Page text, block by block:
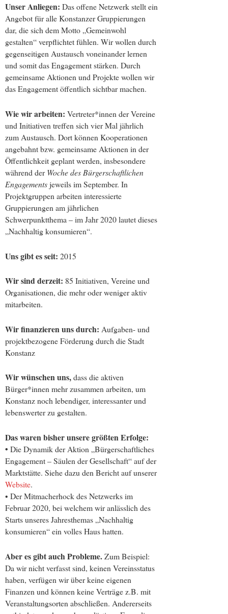
Unser Anliegen: Das offene Netzwerk stellt ein
Angebot für alle Konstanzer Gruppierungen
dar, die sich dem Motto „Gemeinwohl
gestalten“ verpflichtet fühlen. Wir wollen durch
gegenseitigen Austausch voneinander lernen
und somit das Engagement stärken. Durch
gemeinsame Aktionen und Projekte wollen wir
das Engagement öffentlich sichtbar machen.
Wie wir arbeiten: Vertreter*innen der Vereine
und Initiativen treffen sich vier Mal jährlich
zum Austausch. Dort können Kooperationen
angebahnt bzw. gemeinsame Aktionen in der
Öffentlichkeit geplant werden, insbesondere
während derWoche des Bürgerschaftlichen
Engagementsjeweils im September. In
Projektgruppen arbeiten interessierte
Gruppierungen am jährlichen
Schwerpunktthema – im Jahr 2020 lautet dieses
„Nachhaltig konsumieren“.
Uns gibt es seit: 2015
Wir sind derzeit: 85 Initiativen, Vereine und
Organisationen, die mehr oder weniger aktiv
mitarbeiten.
Wir finanzieren uns durch: Aufgaben- und
projektbezogene Förderung durch die Stadt
Konstanz
Wir wünschen uns,dass die aktiven
Bürger*innen mehr zusammen arbeiten, um
Konstanz noch lebendiger, interessanter und
lebenswerter zu gestalten.
Das waren bisher unsere größten Erfolge:
• Die Dynamik der Aktion „Bürgerschaftliches
Engagement – Säulen der Gesellschaft“ auf der
Marktstätte. Siehe dazu den Bericht auf unserer
Website.
• Der Mitmacherhock des Netzwerks im
Februar 2020, bei welchem wir anlässlich des
Starts unseres Jahresthemas „Nachhaltig
konsumieren“ ein volles Haus hatten.
Aber es gibt auch Probleme.Zum Beispiel:
Da wir nicht verfasst sind, keinen Vereinsstatus
haben, verfügen wir über keine eigenen
Finanzen und können keine Verträge z.B. mit
Veranstaltungsorten abschließen. Andererseits